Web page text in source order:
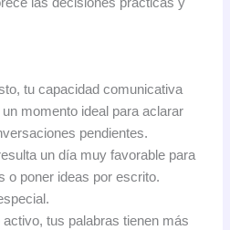
tu capacidad comunicativa
momento ideal para aclarar
pendientes.
un día muy favorable para
o poner ideas por escrito.
tus palabras tienen más